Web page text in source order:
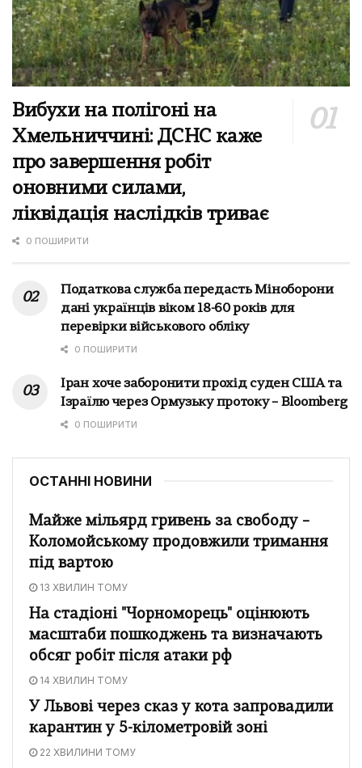
Вибухи на полігоні на
Хмельниччині: ДСНС каже
про завершення робіт
оновними силами,
ліквідація наслідків триває
0 ПОШИРИТИ
Податкова служба передасть Міноборони
дані українців віком 18-60 років для
перевірки військового обліку
0 ПОШИРИТИ
Іран хоче заборонити прохід суден США та
Ізраїлю через Ормузьку протоку – Bloomberg
0 ПОШИРИТИ
ОСТАННІ НОВИНИ
Майже мільярд гривень за свободу –
Коломойському продовжили тримання
під вартою
13 ХВИЛИН ТОМУ
На стадіоні "Чорноморець" оцінюють
масштаби пошкоджень та визначають
обсяг робіт після атаки рф
14 ХВИЛИН ТОМУ
У Львові через сказ у кота запровадили
карантин у 5-кілометровій зоні
22 ХВИЛИНИ ТОМУ